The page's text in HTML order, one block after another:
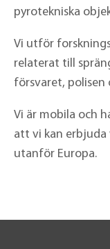
pyrotekniska
Vi utför
relaterat till
försvaret, polisen
Vi är mobila och
att vi kan erbjuda
utanför Europa.